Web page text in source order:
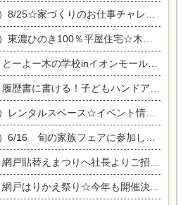
25☆家づくりのお仕事チャレンジ
ひのき100％平屋住宅☆木の家完成見学会
よー木の学校inイオンモール木曽川
書に書ける！子どもハンドアロマ講座☆
スペース☆イベント情報☆チャイルドアロマセラピスト
16 旬の家族フェアに参加します☆
貼替えまつりへ社長よりご招待です♪
戸はりかえ祭り☆今年も開催決定！